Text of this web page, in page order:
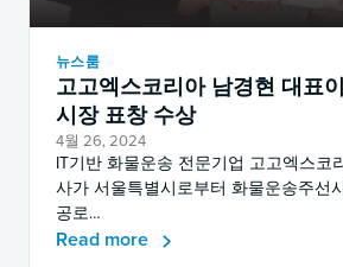
뉴스룸
고고엑스코리아 남경현 대표
시장 표창 수상
4월 26, 2024
IT기반 화물운송 전문기업 고고엑스코
사가 서울특별시로부터 화물운송주선
공로…
Read more